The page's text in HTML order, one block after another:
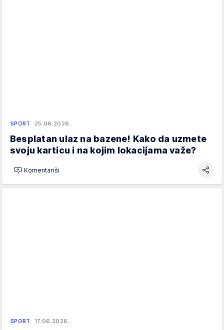
SPORT 25.06.2026.
Besplatan ulaz na bazene! Kako da uzmete
svoju karticu i na kojim lokacijama važe?
Komentariši
SPORT 17.06.2026.